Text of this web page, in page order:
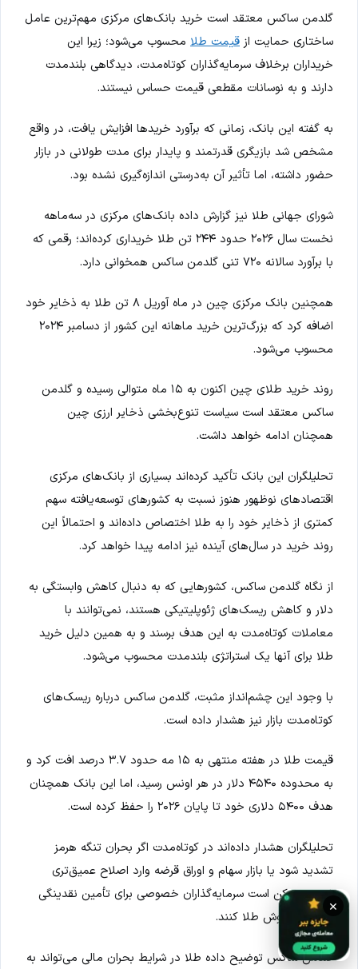
گلدمن ساکس معتقد است خرید بانک‌های مرکزی مهم‌ترین عامل
ساختاری حمایت از قیمت طلا محسوب می‌شود؛ زیرا این
خریداران برخلاف سرمایه‌گذاران کوتاه‌مدت، دیدگاهی بلندمدت
دارند و به نوسانات مقطعی قیمت حساس نیستند.
به گفته این بانک، زمانی که برآورد خریدها افزایش یافت، در واقع
مشخص شد بازیگری قدرتمند و پایدار برای مدت طولانی در بازار
حضور داشته، اما تأثیر آن به‌درستی اندازه‌گیری نشده بود.
شورای جهانی طلا نیز گزارش داده بانک‌های مرکزی در سه‌ماهه
نخست سال ۲۰۲۶ حدود ۲۴۴ تن طلا خریداری کرده‌اند؛ رقمی که
با برآورد سالانه ۷۲۰ تنی گلدمن ساکس همخوانی دارد.
همچنین بانک مرکزی چین در ماه آوریل ۸ تن طلا به ذخایر خود
اضافه کرد که بزرگ‌ترین خرید ماهانه این کشور از دسامبر ۲۰۲۴
محسوب می‌شود.
روند خرید طلای چین اکنون به ۱۵ ماه متوالی رسیده و گلدمن
ساکس معتقد است سیاست تنوع‌بخشی ذخایر ارزی چین
همچنان ادامه خواهد داشت.
تحلیلگران این بانک تأکید کرده‌اند بسیاری از بانک‌های مرکزی
اقتصادهای نوظهور هنوز نسبت به کشورهای توسعه‌یافته سهم
کمتری از ذخایر خود را به طلا اختصاص داده‌اند و احتمالاً این
روند خرید در سال‌های آینده نیز ادامه پیدا خواهد کرد.
از نگاه گلدمن ساکس، کشورهایی که به دنبال کاهش وابستگی به
دلار و کاهش ریسک‌های ژئوپلیتیکی هستند، نمی‌توانند با
معاملات کوتاه‌مدت به این هدف برسند و به همین دلیل خرید
طلا برای آنها یک استراتژی بلندمدت محسوب می‌شود.
با وجود این چشم‌انداز مثبت، گلدمن ساکس درباره ریسک‌های
کوتاه‌مدت بازار نیز هشدار داده است.
قیمت طلا در هفته منتهی به ۱۵ مه حدود ۳.۷ درصد افت کرد و
به محدوده ۴۵۴۰ دلار در هر اونس رسید، اما این بانک همچنان
هدف ۵۴۰۰ دلاری خود تا پایان ۲۰۲۶ را حفظ کرده است.
تحلیلگران هشدار داده‌اند در کوتاه‌مدت اگر بحران تنگه هرمز
تشدید شود یا بازار سهام و اوراق قرضه وارد اصلاح عمیق‌تری
شوند، ممکن است سرمایه‌گذاران خصوصی برای تأمین نقدینگی
اقدام به فروش طلا کنند.
گلدمن ساکس توضیح داده طلا در شرایط بحران مالی می‌تواند به
×